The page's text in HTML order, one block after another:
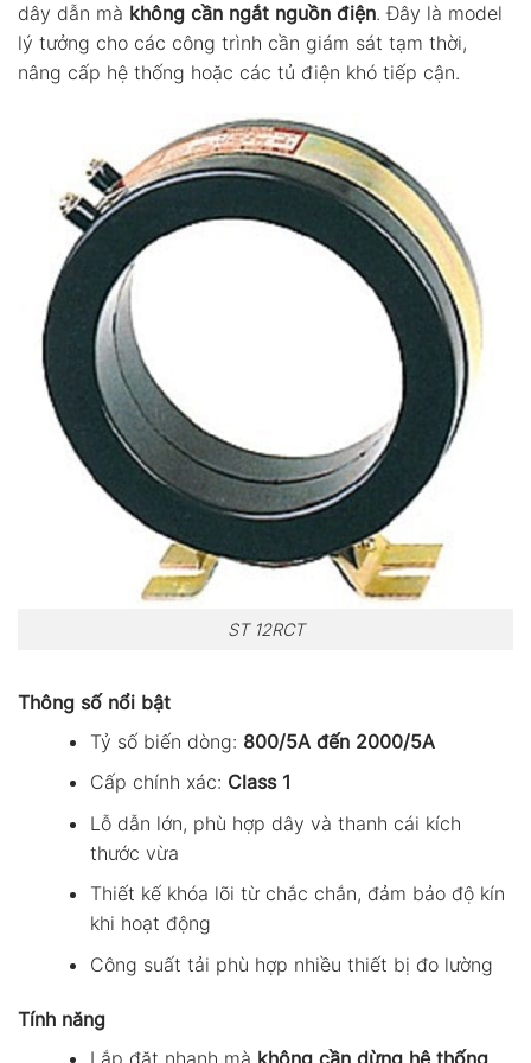
dây dẫn mà không cần ngắt nguồn điện. Đây là model
lý tưởng cho các công trình cần giám sát tạm thời,
nâng cấp hệ thống hoặc các tủ điện khó tiếp cận.
ST 12RCT
Thông số nổi bật
Tỷ số biến dòng: 800/5A đến 2000/5A
Cấp chính xác: Class 1
Lỗ dẫn lớn, phù hợp dây và thanh cái kích
thước vừa
Thiết kế khóa lõi từ chắc chắn, đảm bảo độ kín
khi hoạt động
Công suất tải phù hợp nhiều thiết bị đo lường
Tính năng
Lắp đặt nhanh mà không cần dừng hệ thống,